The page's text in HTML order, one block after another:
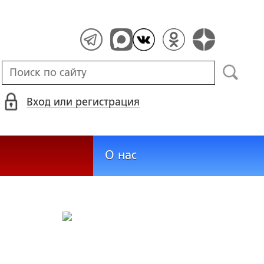
Вход или регистрация
О нас